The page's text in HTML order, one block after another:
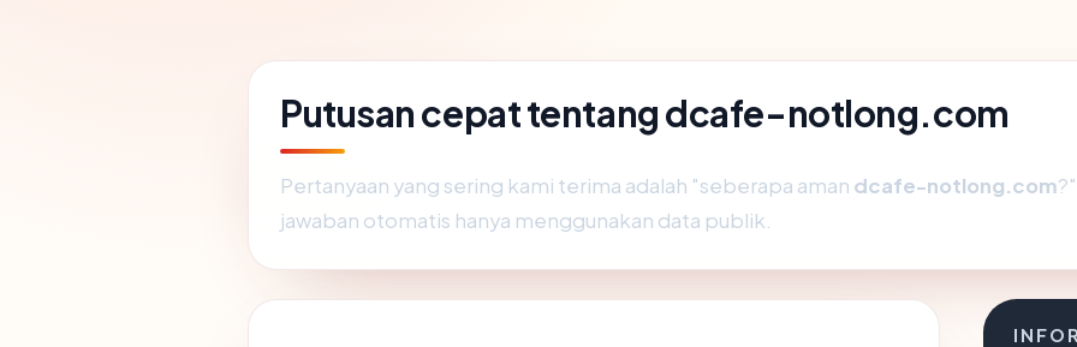
Putusan cepat tentang dcafe-notlong.com
Pertanyaan yang sering kami terima adalah "seberapa aman dcafe-notlong.com
jawaban otomatis hanya menggunakan data publik.